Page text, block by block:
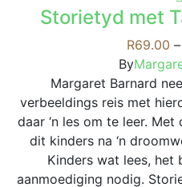
may
be
chosen
on
the
product
page
Storietyd met
R69.00 –
By
Margaret Barnard
verbeeldings reis met
daar ‘n les om te leer.
dit kinders na ‘n
Kinders wat lees, het
aanmoediging nodig.